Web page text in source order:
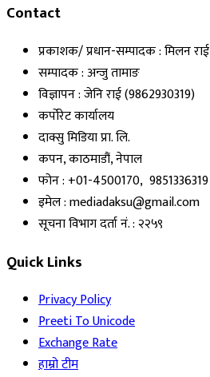
Contact
प्रकाशक/ प्रधान-सम्पादक : मिलन राई
सम्पादक : अन्जु तामाङ
विज्ञापन : जेनि राई (9862930319)
कर्पोरेट कार्यालय
दाक्सु मिडिया प्रा. लि.
कपन, काठमाडौं, नेपाल
फोन : +01-4500170, 9851336319
इमेल : mediadaksu@gmail.com
सूचना विभाग दर्ता नं. : २२५९
Quick Links
Privacy Policy
Preeti To Unicode
Exchange Rate
हाम्रो टीम